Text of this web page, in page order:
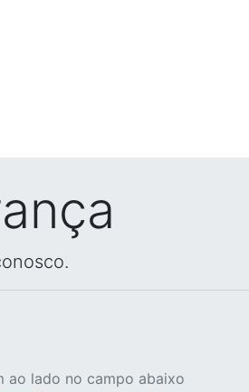
ao lado no campo abaixo